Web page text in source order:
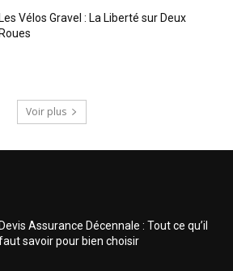
Les Vélos Gravel : La Liberté sur Deux
Roues
Voir plus
Devis Assurance Décennale : Tout ce qu’il
savoir pour bien choisir